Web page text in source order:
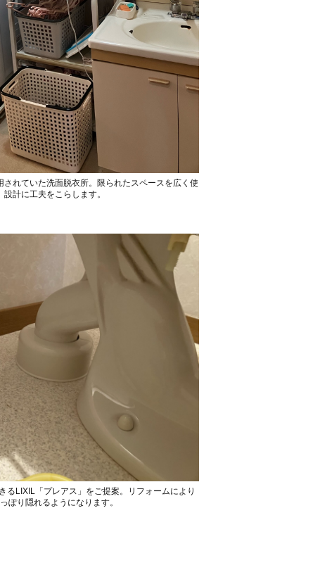
れていた洗面脱衣所。限られたスペースを広く使
設計に工夫をこらします。
るLIXIL「プレアス」をご提案。リフォームにより
ぽり隠れるようになります。